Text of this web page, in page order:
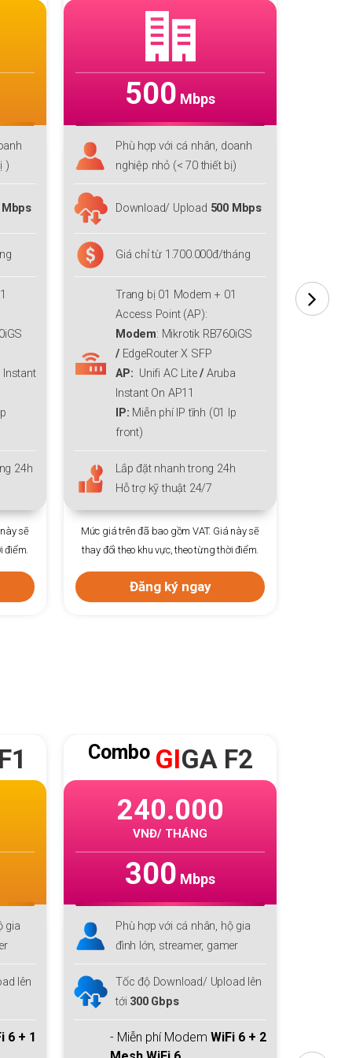
Mbps
sẽ
điểm.
600 Mbps
Phù hợp với doanh nghiệp vừa
(< 100 thiết bị)
Download/ Upload 600 Mbps
Giá chỉ từ 2.800.000đ/tháng
Trang bị 01 Modem + 01
Access Point (AP):
Modem: Mikrotik
RB4011iGSRM/ EdgeRouter X
SFP
AP: Unifi AC Pro
IP: Miễn phí IP tĩnh (01 Ip
front)
Lắp đặt nhanh trong 24h
Hỗ trợ kỹ thuật 24/7
Mức giá trên đã bao gồm VAT. Giá này sẽ
thay đổi theo khu vực, theo từng thời điểm.
Đăng ký ngay
gia
lên
6 + 2
ComboSKYF2
259.000
VNĐ/ THÁNG
1000Mbps
Phù hợp với cá nhân, hộ gia
đình lớn, streamer, gamer
Tốc độ Download/ Upload lên
tới 1 Gbps/300Mbps
- Miễn phí Modem WiFi 6 + 2